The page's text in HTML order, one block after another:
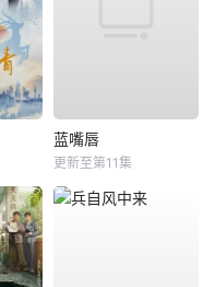
蓝嘴唇
更新至第11集